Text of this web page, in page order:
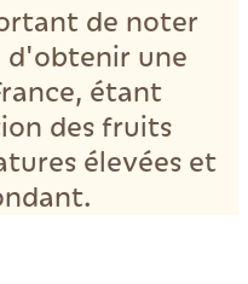
de noter
d'obtenir une
étant
des fruits
élevées et